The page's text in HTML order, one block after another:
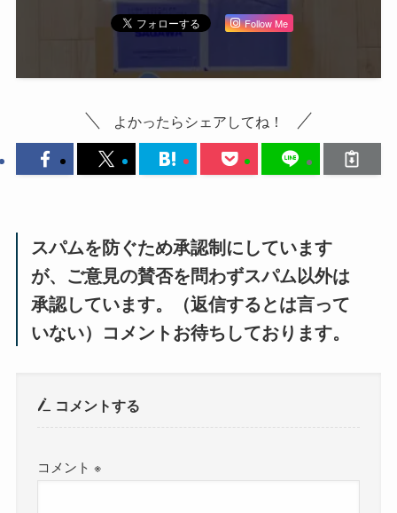
Follow Me
よかったらシェアしてね！
スパムを防ぐため承認制にしています
が、ご意見の賛否を問わずスパム以外は
承認しています。（返信するとは言って
いない）コメントお待ちしております。
コメントする
コメント※